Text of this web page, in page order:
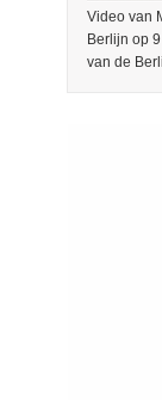
Video van
Berlijn op
van de